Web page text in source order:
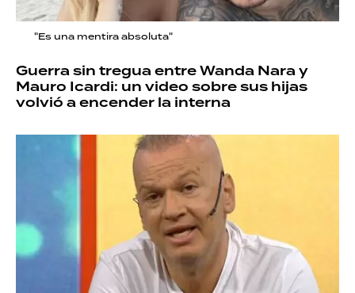
"Es una mentira absoluta"
Guerra sin tregua entre Wanda Nara y
Mauro Icardi: un video sobre sus hijas
volvió a encender la interna